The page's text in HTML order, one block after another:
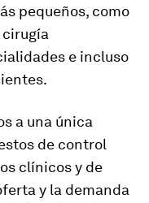
pequeños, como
e incluso
a una única
de control
clínicos y de
y la demanda